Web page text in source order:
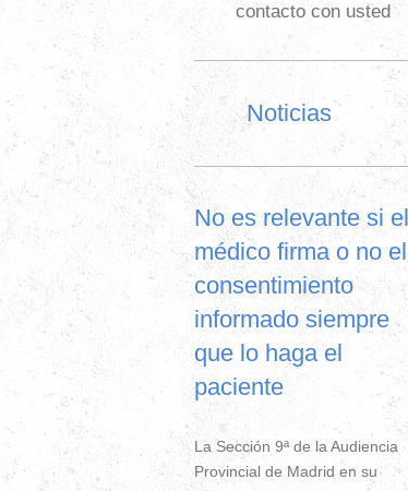
contacto con usted
Noticias
No es relevante si el
médico firma o no el
consentimiento
informado siempre
que lo haga el
paciente
La Sección 9ª de la Audiencia
Provincial de Madrid en su